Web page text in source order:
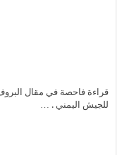
قراءة فاحصة في مقال
للجيش اليمني . …